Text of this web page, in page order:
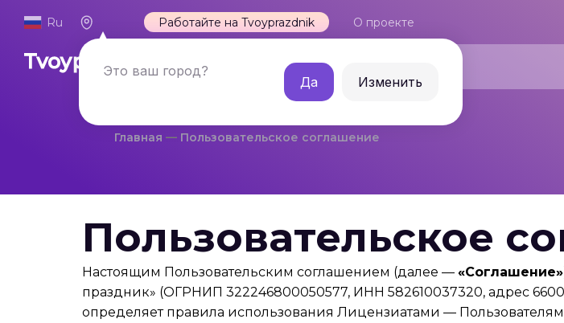
Ru
Это ваш город?
Да Изменить
Работайте на Tvoyprazdnik О проекте
Главная Пользовательское соглашение
Пользовательское
Настоящим Пользовательским соглашением (далее — «Соглашение»
праздник» (ОГРНИП 322246800050577, ИНН 582610037320, адрес
определяет правила использования Лицензиатами —